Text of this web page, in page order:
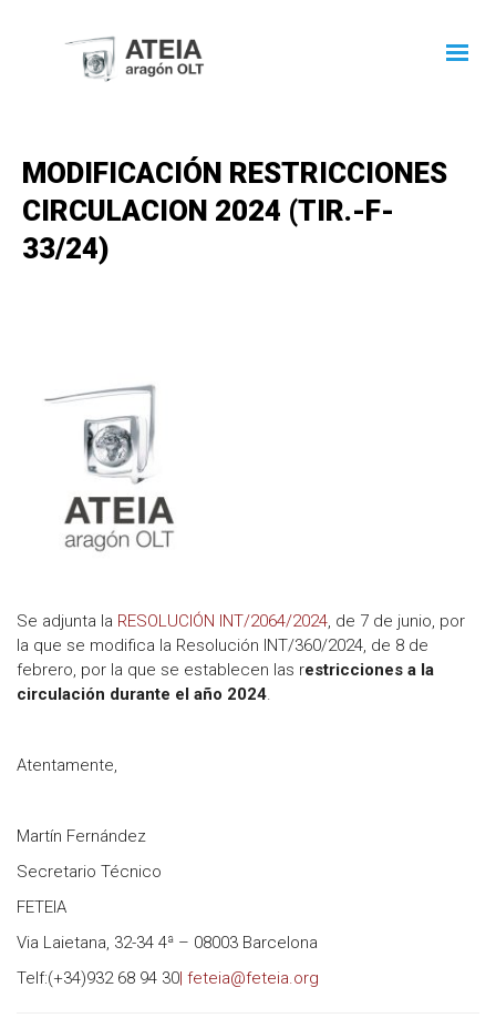
MODIFICACIÓN RESTRICCIONES
CIRCULACION 2024 (TIR.-F-
33/24)
Se adjunta la RESOLUCIÓN INT/2064/2024, de 7 de junio, por
la que se modifica la Resolución INT/360/2024, de 8 de
febrero, por la que se establecen las restricciones a la
circulación durante el año 2024.
Atentamente,
Martín Fernández
Secretario Técnico
FETEIA
Via Laietana, 32-34 4ª – 08003 Barcelona
Telf:(+34)932 68 94 30| feteia@feteia.org